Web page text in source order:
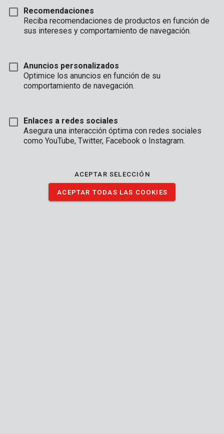
Sierra de calar 800W - 12 acc.
Recomendaciones
Reciba recomendaciones de productos en función de
sus intereses y comportamiento de navegación.
Anuncios personalizados
Optimice los anuncios en función de su
comportamiento de navegación.
Enlaces a redes sociales
Asegura una interacción óptima con redes sociales
como YouTube, Twitter, Facebook o Instagram.
ACEPTAR SELECCIÓN
ACEPTAR TODAS LAS COOKIES